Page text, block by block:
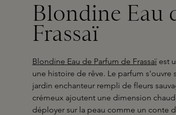
Blondine Eau
Frassaï
Blondine Eau de Parfum de Frassaï est
une histoire de rêve. Le parfum s'ouvre
jardin enchanteur rempli de fleurs
crémeux ajoutent une dimension
déployer sur la peau comme un conte